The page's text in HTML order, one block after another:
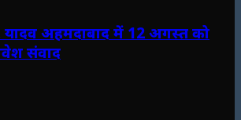
यादव अहमदाबाद में 12 अगस्त को
संवाद